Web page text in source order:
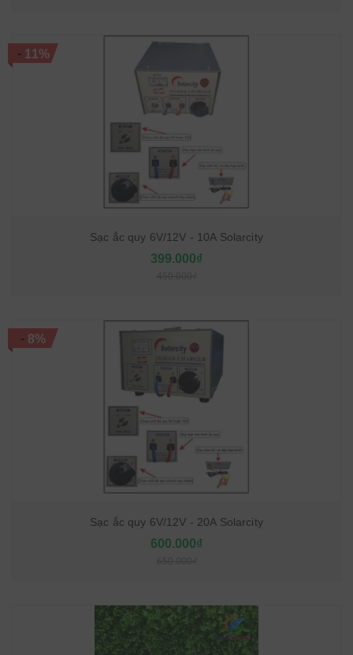
-11%
Sạc ắc quy 6V/12V - 10A Solarcity
399.000₫
- 8%
Sạc ắc quy 6V/12V - 20A Solarcity
600.000₫